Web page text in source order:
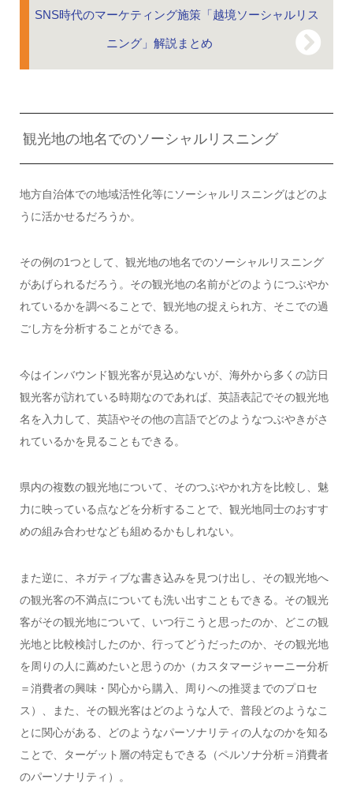
SNS時代のマーケティング施策「越境ソーシャルリス
ニング」解説まとめ
観光地の地名でのソーシャルリスニング
地方自治体での地域活性化等にソーシャルリスニングはどのよ
うに活かせるだろうか。
その例の1つとして、観光地の地名でのソーシャルリスニング
があげられるだろう。その観光地の名前がどのようにつぶやか
れているかを調べることで、観光地の捉えられ方、そこでの過
ごし方を分析することができる。
今はインバウンド観光客が見込めないが、海外から多くの訪日
観光客が訪れている時期なのであれば、英語表記でその観光地
名を入力して、英語やその他の言語でどのようなつぶやきがさ
れているかを見ることもできる。
県内の複数の観光地について、そのつぶやかれ方を比較し、魅
力に映っている点などを分析することで、観光地同士のおすす
めの組み合わせなども組めるかもしれない。
また逆に、ネガティブな書き込みを見つけ出し、その観光地へ
の観光客の不満点についても洗い出すこともできる。その観光
客がその観光地について、いつ行こうと思ったのか、どこの観
光地と比較検討したのか、行ってどうだったのか、その観光地
を周りの人に薦めたいと思うのか（カスタマージャーニー分析
＝消費者の興味・関心から購入、周りへの推奨までのプロセ
ス）、また、その観光客はどのような人で、普段どのようなこ
とに関心がある、どのようなパーソナリティの人なのかを知る
ことで、ターゲット層の特定もできる（ペルソナ分析＝消費者
のパーソナリティ）。